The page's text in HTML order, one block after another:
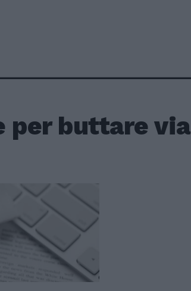
per buttare via